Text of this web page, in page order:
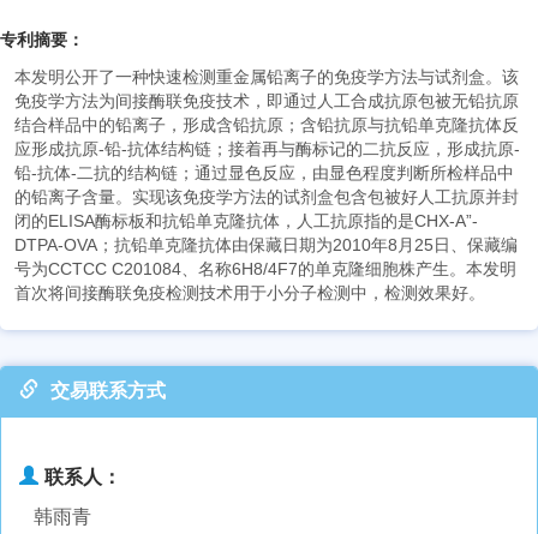
专利摘要：
本发明公开了一种快速检测重金属铅离子的免疫学方法与试剂盒。该
免疫学方法为间接酶联免疫技术，即通过人工合成抗原包被无铅抗原
结合样品中的铅离子，形成含铅抗原；含铅抗原与抗铅单克隆抗体反
应形成抗原-铅-抗体结构链；接着再与酶标记的二抗反应，形成抗原-
铅-抗体-二抗的结构链；通过显色反应，由显色程度判断所检样品中
的铅离子含量。实现该免疫学方法的试剂盒包含包被好人工抗原并封
闭的ELISA酶标板和抗铅单克隆抗体，人工抗原指的是CHX-A”-
DTPA-OVA；抗铅单克隆抗体由保藏日期为2010年8月25日、保藏编
号为CCTCC C201084、名称6H8/4F7的单克隆细胞株产生。本发明
首次将间接酶联免疫检测技术用于小分子检测中，检测效果好。
交易联系方式
联系人：
韩雨青